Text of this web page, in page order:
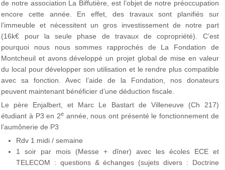
de notre association La Biffutière, est l’objet de notre préoccupation
encore cette année. En effet, des travaux sont planifiés sur
l’immeuble et nécessitent un gros investissement de notre part
(16k€ pour la seule phase de travaux de copropriété). C’est
pourquoi nous nous sommes rapprochés de La Fondation de
Montcheuil et avons développé un projet global de mise en valeur
du local pour développer son utilisation et le rendre plus compatible
avec sa fonction. Avec l’aide de la Fondation, nos donateurs
peuvent maintenant bénéficier d’une déduction fiscale.
Le père Enjalbert, et Marc Le Bastart de Villeneuve (Ch 217)
étudiant à P3 en 2eannée, nous ont présenté le fonctionnement de
l’aumônerie de P3
Rdv 1 midi / semaine
1 soir par mois (Messe + dîner) avec les écoles ECE et
TELECOM : questions & échanges (sujets divers : Doctrine